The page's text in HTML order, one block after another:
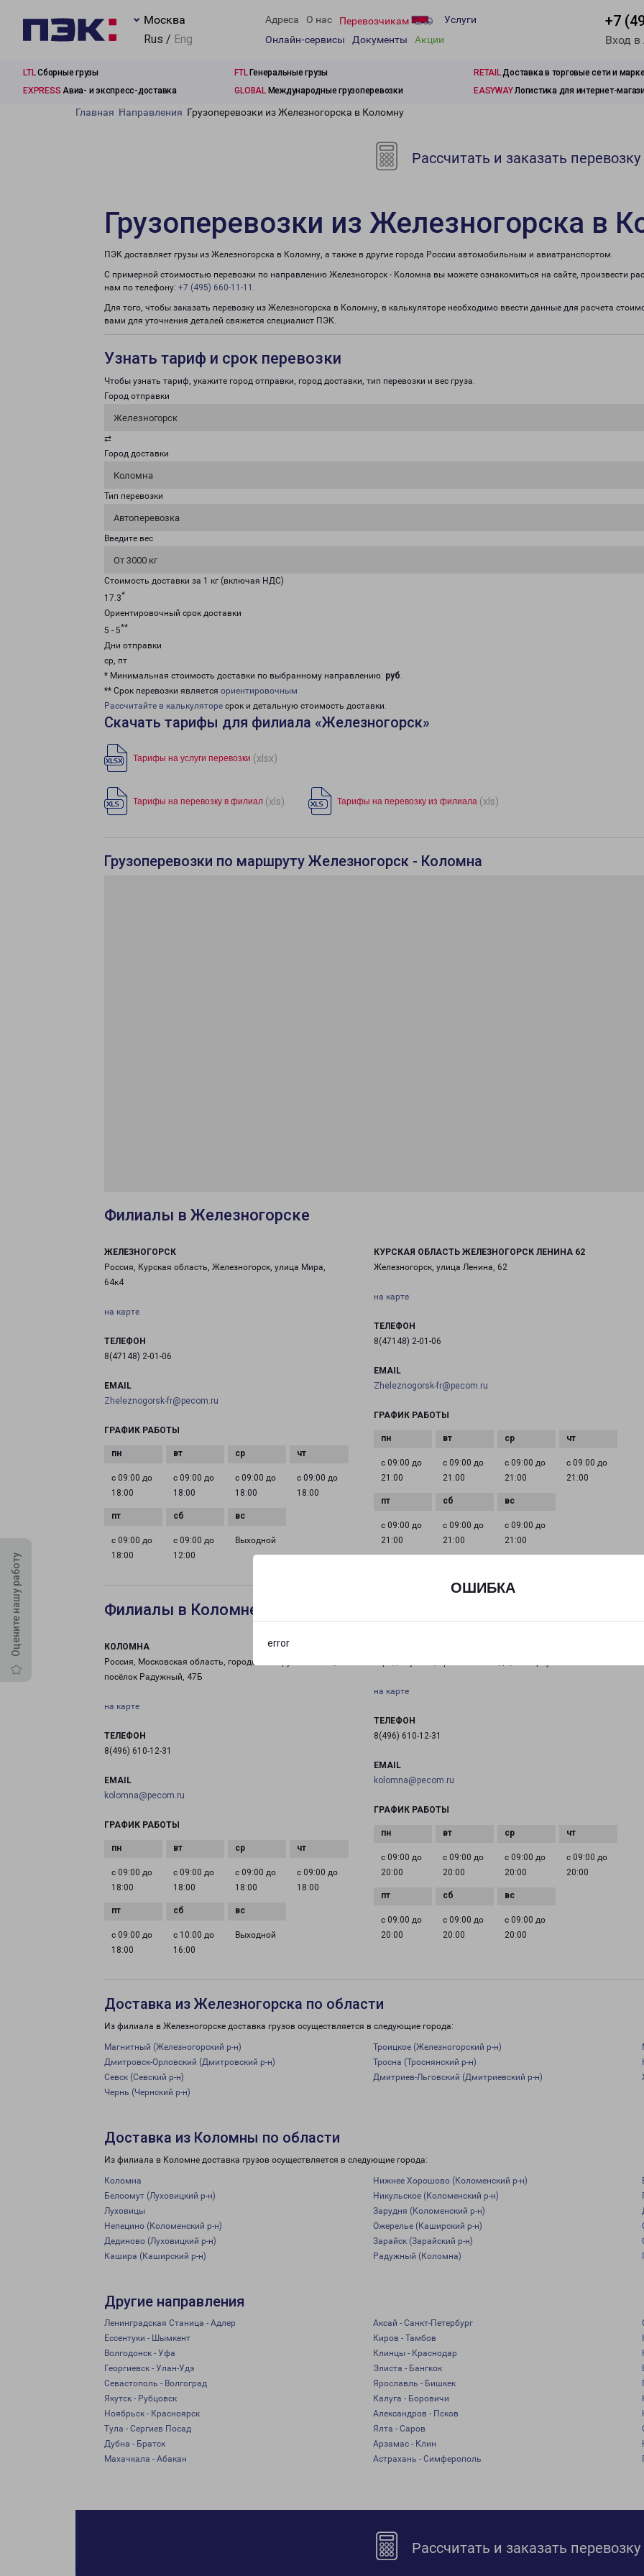
ОШИБКА
error
Москва
Rus / Eng
Адреса О нас Перевозчикам
Услуги
Онлайн-сервисы
Документы Акции
+7
Вход
LTLСборные грузы FTLГенеральные грузы RETAILДоставка в торговые сети и
EXPRESS Авиа- и экспресс-доставка GLOBALМеждународные грузоперевозки EASYWAYЛогистика для интернет-
Оцените нашу работу
Главная Направления Грузоперевозки из Железногорска в Коломну
Рассчитать и заказать перевозку
Грузоперевозки из Железногорска в
ПЭК доставляет грузы из Железногорска в Коломну, а также в другие города России автомобильным и авиатранспортом.
С примерной стоимостью перевозки по направлению Железногорск - Коломна вы можете ознакомиться на сайте, произвести
нам по телефону: +7 (495) 660-11-11 .
Для того, чтобы заказать перевозку из Железногорска в Коломну, в калькуляторе необходимо ввести данные для расчета
вами для уточнения деталей свяжется специалист ПЭК.
Узнать тариф и срок перевозки
Чтобы узнать тариф, укажите город отправки, город доставки, тип перевозки и вес груза.
Город отправки
Железногорск
⇄
Город доставки
Коломна
Тип перевозки
Автоперевозка
Введите вес
От 3000 кг
Стоимость доставки за 1 кг (включая НДС)
17.3*
Ориентировочный срок доставки
5 - 5**
Дни отправки
ср, пт
* Минимальная стоимость доставки по выбранному направлению: руб.
** Срок перевозки является ориентировочным
Рассчитайте в калькуляторе срок и детальную стоимость доставки.
Скачать тарифы для филиала «Железногорск»
Тарифы на услуги перевозки (xlsx)
Тарифы на перевозку в филиал (xls) Тарифы на перевозку из филиала (xls)
Грузоперевозки по маршруту Железногорск - Коломна
Филиалы в Железногорске
ЖЕЛЕЗНОГОРСК
Россия, Курская область, Железногорск, улица Мира,
64к4
на карте
ТЕЛЕФОН
8(47148) 2-01-06
EMAIL
Zheleznogorsk-fr@pecom.ru
ГРАФИК РАБОТЫ
с 09:00 до
18:00
с 09:00 до
18:00
с 09:00 до
18:00
с 09:00 до
18:00
с 09:00 до
18:00
с 09:00 до
12:00
Выходной
КУРСКАЯ ОБЛАСТЬ ЖЕЛЕЗНОГОРСК ЛЕНИНА 62
Железногорск, улица Ленина, 62
на карте
ТЕЛЕФОН
8(47148) 2-01-06
EMAIL
Zheleznogorsk-fr@pecom.ru
ГРАФИК РАБОТЫ
с 09:00 до
21:00
с 09:00 до
21:00
с 09:00 до
21:00
с 09:00 до
21:00
с 09:00 до
21:00
с 09:00 до
21:00
с 09:00 до
21:00
Филиалы в Коломне
КОЛОМНА
Россия, Московская область, городской округ Коломна,
посёлок Радужный, 47Б
на карте
ТЕЛЕФОН
8(496) 610-12-31
EMAIL
kolomna@pecom.ru
ГРАФИК РАБОТЫ
с 09:00 до
18:00
с 09:00 до
18:00
с 09:00 до
18:00
с 09:00 до
18:00
с 09:00 до
18:00
с 10:00 до
16:00
Выходной
на карте
ТЕЛЕФОН
8(496) 610-12-31
EMAIL
kolomna@pecom.ru
ГРАФИК РАБОТЫ
с 09:00 до
20:00
с 09:00 до
20:00
с 09:00 до
20:00
с 09:00 до
20:00
с 09:00 до
20:00
с 09:00 до
20:00
с 09:00 до
20:00
Доставка из Железногорска по области
Из филиала в Железногорске доставка грузов осуществляется в следующие города:
Магнитный (Железногорский р-н) Троицкое (Железногорский р-н)
Дмитровск-Орловский (Дмитровский р-н)
Тросна (Троснянский р-н)
Севск (Севский р-н)
Дмитриев-Льговский (Дмитриевский р-н)
Чернь (Чернский р-н)
Доставка из Коломны по области
Из филиала в Коломне доставка грузов осуществляется в следующие города:
Коломна Нижнее Хорошово (Коломенский р-н)
Белоомут (Луховицкий р-н)
Никульское (Коломенский р-н)
Луховицы
Зарудня (Коломенский р-н)
Непецино (Коломенский р-н)
Ожерелье (Каширский р-н)
Дединово (Луховицкий р-н)
Зарайск (Зарайский р-н)
Кашира (Каширский р-н)
Радужный (Коломна)
Другие направления
Ленинградская Станица - Адлер Аксай - Санкт-Петербург
Ессентуки - Шымкент
Киров - Тамбов
Волгодонск - Уфа
Клинцы - Краснодар
Георгиевск - Улан-Удэ
Элиста - Бангкок
Севастополь - Волгоград
Ярославль - Бишкек
Якутск - Рубцовск
Калуга - Боровичи
Ноябрьск - Красноярск
Александров - Псков
Тула - Сергиев Посад
Ялта - Саров
Дубна - Братск
Арзамас - Клин
Махачкала - Абакан
Астрахань - Симферополь
Рассчитать и заказать перевозку